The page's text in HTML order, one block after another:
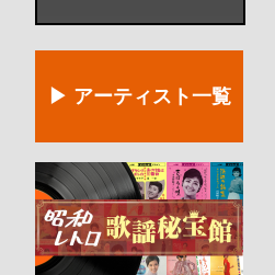
▶ アーティスト一覧